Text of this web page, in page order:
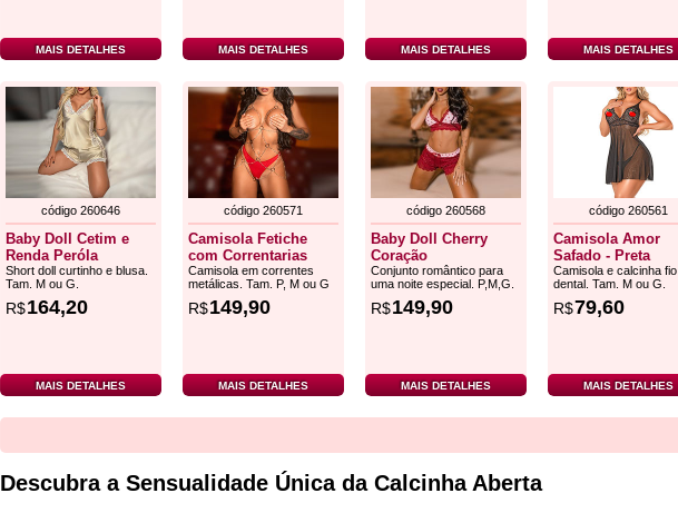
MAIS DETALHES MAIS DETALHES MAIS DETALHES MAIS DETALHES
código 260646
Baby Doll Cetim e
Renda Peróla
Short doll curtinho e blusa.
Tam. M ou G.
R$164,20
MAIS DETALHES
código 260571
Camisola Fetiche
com Correntarias
Camisola em correntes
metálicas. Tam. P, M ou G
R$149,90
MAIS DETALHES
código 260568
Baby Doll Cherry
Coração
Conjunto romântico para
uma noite especial. P,M,G.
R$149,90
MAIS DETALHES
código 260561
Camisola Amor
Safado - Preta
Camisola e calcinha fio
dental. Tam. M ou G.
R$79,60
MAIS DETALHES
Descubra a Sensualidade Única da Calcinha Aberta